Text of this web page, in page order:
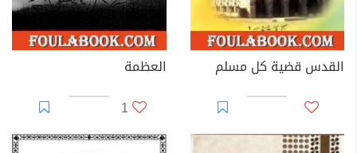
القدس قضية كل مسلم
العظمة
1